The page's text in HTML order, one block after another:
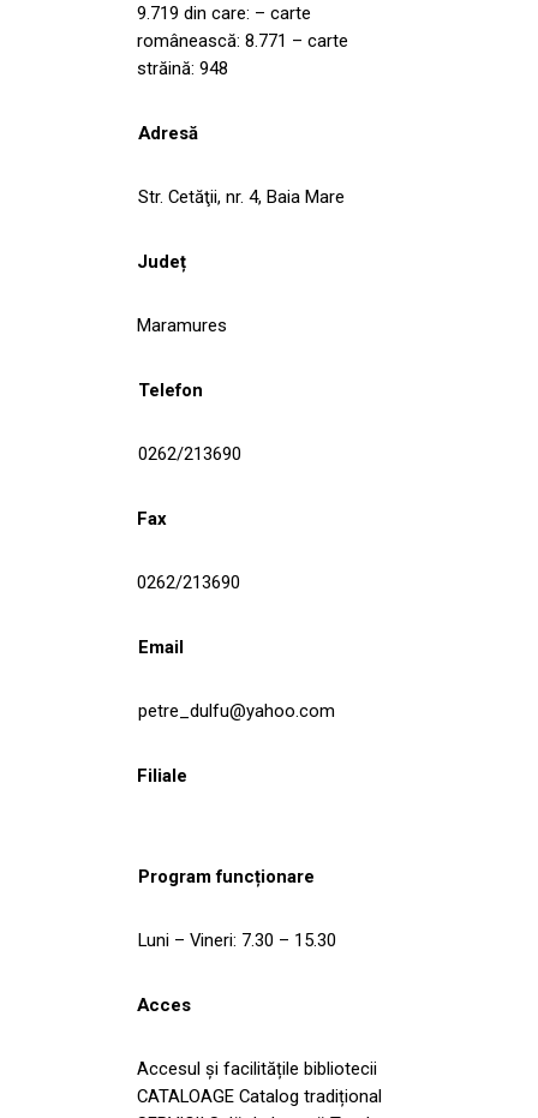
9.719 din care: – carte
românească: 8.771 – carte
străină: 948
Adresă
Str. Cetăţii, nr. 4, Baia Mare
Județ
Maramures
Telefon
0262/213690
Fax
0262/213690
Email
petre_dulfu@yahoo.com
Filiale
Program funcționare
Luni – Vineri: 7.30 – 15.30
Acces
Accesul și facilitățile bibliotecii
CATALOAGE Catalog tradițional